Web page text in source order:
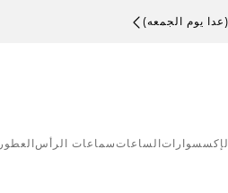
الإكسسوارات الساعاتسماعات الرأس العطور